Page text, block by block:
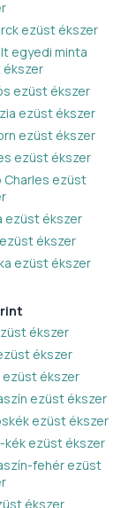
ezüst ékszer
egyedi minta
ékszer
ezüst ékszer
ezüst ékszer
ezüst ékszer
ezüst ékszer
Charles ezüst
ezüst ékszer
ékszer
ezüst ékszer
ékszer
ékszer
ezüst ékszer
ezüst ékszer
ezüst ékszer
kék ezüst ékszer
fehér ezüst
ékszer